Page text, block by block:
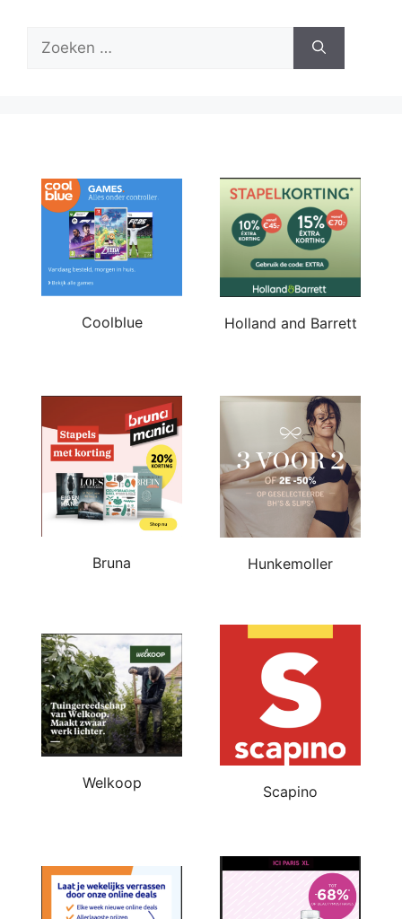
naar:
Coolblue Holland and Barrett
Bruna Hunkemoller
Welkoop
Scapino